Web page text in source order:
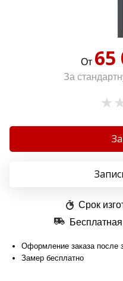
От 65
За
Срок
Оформление заказа после
Замер бесплатно